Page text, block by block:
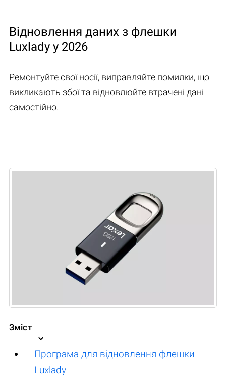
Відновлення даних з флешки
Luxlady у 2026
Ремонтуйте свої носії, виправляйте помилки, що
викликають збої та відновлюйте втрачені дані
самостійно.
Зміст
Програма для відновлення флешки
Luxlady